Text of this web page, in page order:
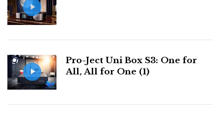
Pro-Ject Uni Box S3: One for
All, All for One (1)